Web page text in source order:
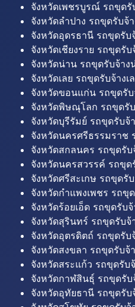
จังหวัดเพชรบูรณ์ รถขุด
จังหวัดลำปาง รถขุดรับจ้
จังหวัดอุดรธานี รถขุดรั
จังหวัดเชียงราย รถขุดรับ
จังหวัดน่าน รถขุดรับจ้า
จังหวัดเลย รถขุดรับจ้างเ
จังหวัดขอนแก่น รถขุดรั
จังหวัดพิษณุโลก รถขุดรั
จังหวัดบุรีรัมย์ รถขุดรับจ้
จังหวัดนครศรีธรรมราช
จังหวัดสกลนคร รถขุดรั
จังหวัดนครสวรรค์ รถขุ
จังหวัดศรีสะเกษ รถขุดรั
จังหวัดกำแพงเพชร รถขุ
จังหวัดร้อยเอ็ด รถขุดรับ
จังหวัดสุรินทร์ รถขุดรับ
จังหวัดอุตรดิตถ์ รถขุดรั
จังหวัดสงขลา รถขุดรับจ้
จังหวัดสระแก้ว รถขุดรับ
จังหวัดกาฬสินธุ์ รถขุดรั
จังหวัดอุทัยธานี รถขุดรั